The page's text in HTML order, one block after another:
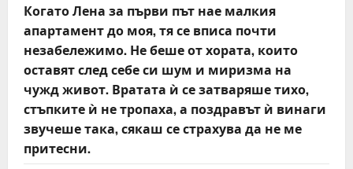
Когато Лена за първи път нае малкия
апартамент до моя, тя се вписа почти
незабележимо. Не беше от хората, които
оставят след себе си шум и миризма на
чужд живот. Вратата ѝ се затваряше тихо,
стъпките ѝ не тропаха, а поздравът ѝ винаги
звучеше така, сякаш се страхува да не ме
притесни.